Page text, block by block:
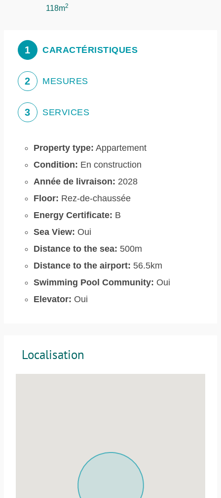
118m2
1 CARACTÉRISTIQUES
2 MESURES
3 SERVICES
Property type: Appartement
Condition: En construction
Année de livraison: 2028
Floor: Rez-de-chaussée
Energy Certificate: B
Sea View: Oui
Distance to the sea: 500m
Distance to the airport: 56.5km
Swimming Pool Community: Oui
Elevator: Oui
Localisation